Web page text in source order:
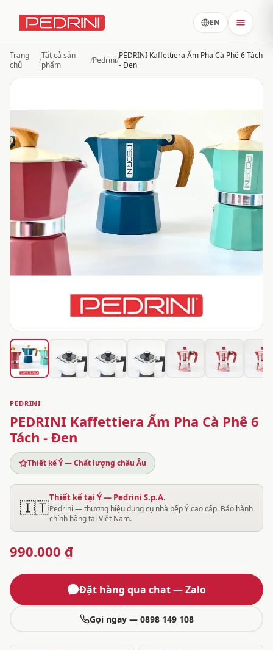
EN
Trang
chủ
/Tất cả sản
phẩm
/Pedrini/PEDRINI Kaffettiera Ấm Pha Cà Phê 6 Tách
- Đen
PEDRINI
PEDRINI Kaffettiera Ấm Pha Cà Phê 6
Tách - Đen
Thiết kế Ý — Chất lượng châu Âu
🇮🇹Thiết kế tại Ý — Pedrini S.p.A.
Pedrini — thương hiệu dụng cụ nhà bếp Ý cao cấp. Bảo hành
chính hãng tại Việt Nam.
990.000 ₫
Đặt hàng qua chat — Zalo
Gọi ngay — 0898 149 108